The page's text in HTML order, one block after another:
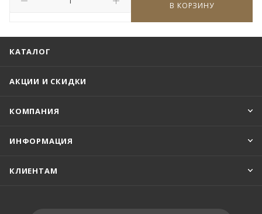
В КОРЗИНУ
КАТАЛОГ
АКЦИИ И СКИДКИ
КОМПАНИЯ
ИНФОРМАЦИЯ
КЛИЕНТАМ